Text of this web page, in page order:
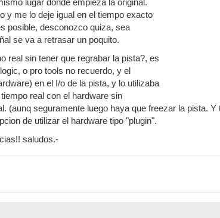
lugar donde empieza la original.
y me lo deje igual en el tiempo exacto
posible, desconozco quiza, sea
se va a retrasar un poquito.
real sin tener que regrabar la pista?, es
o pro tools no recuerdo, y el
en el I/o de la pista, y lo utilizaba
real con el hardware sin
(aunq seguramente luego haya que freezar la pista.
de utilizar el hardware tipo "plugin".
saludos.-